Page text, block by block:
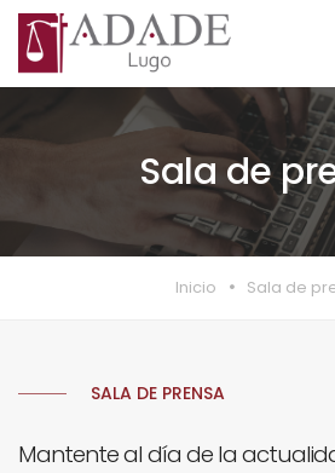
Sala de
Inicio Sala de
SALA DE PRENSA
Mantente al día de la